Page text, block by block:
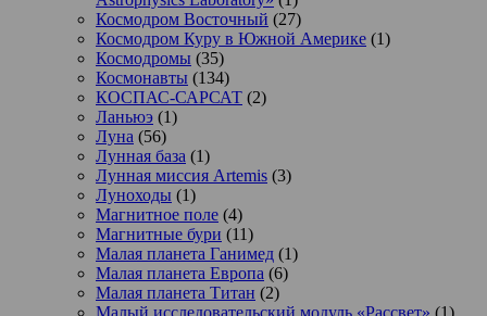
Космодром Восточный (27)
Космодром Куру в Южной Америке (1)
Космодромы (35)
Космонавты (134)
КОСПАС-САРСАТ (2)
Ланьюэ (1)
Луна (56)
Лунная база (1)
Лунная миссия Artemis (3)
Луноходы (1)
Магнитное поле (4)
Магнитные бури (11)
Малая планета Ганимед (1)
Малая планета Европа (6)
Малая планета Титан (2)